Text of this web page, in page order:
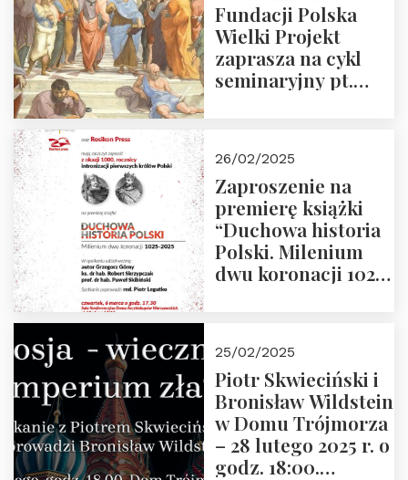
Fundacji Polska
Wielki Projekt
zaprasza na cykl
seminaryjny pt.
26/02/2025
Zaproszenie na
premierę książki
“Duchowa historia
Polski. Milenium
dwu koronacji 1025-
2025 r. godz. 17:30,
DAW ul. Miodowa
17/19
25/02/2025
Piotr Skwieciński i
Bronisław Wildstein
w Domu Trójmorza
– 28 lutego 2025 r. o
godz. 18:00.